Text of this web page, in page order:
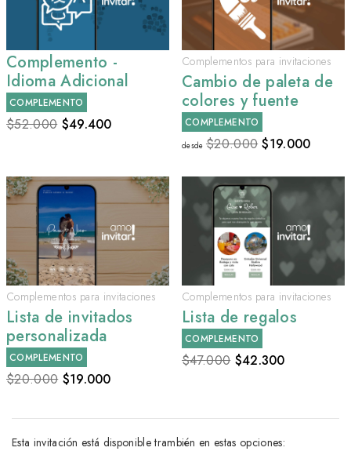
Complemento -
Idioma Adicional
COMPLEMENTO
$52.000$49.400
Complementos para invitaciones
Cambio de paleta de
colores y fuente
COMPLEMENTO
desde $20.000$19.000
Complementos para invitaciones
Lista de invitados
personalizada
COMPLEMENTO
$20.000$19.000
Complementos para invitaciones
Lista de regalos
COMPLEMENTO
$47.000$42.300
Esta invitación está disponible trambién en estas opciones: